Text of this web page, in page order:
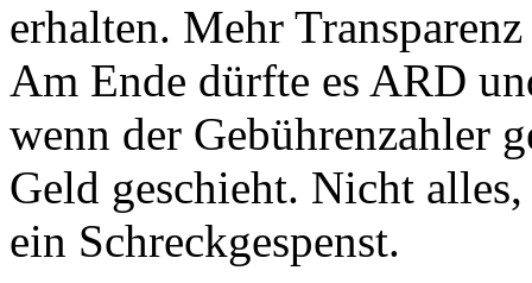
erhalten. Mehr
Am Ende dürfte es ARD
wenn der Gebührenzahler
Geld geschieht. Nicht
ein Schreckgespenst.